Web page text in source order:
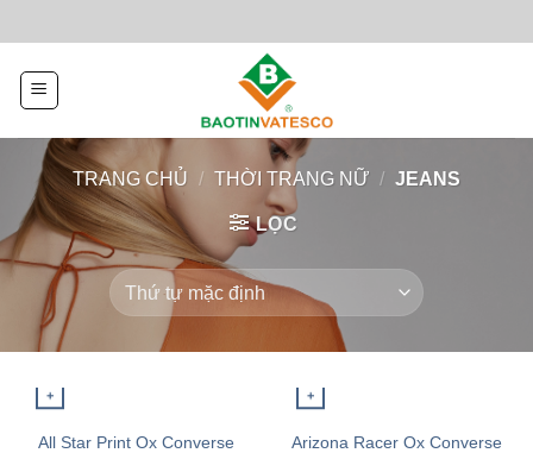
to
content
TRANG CHỦ / THỜI TRANG NỮ / JEANS
LỌC
+
QUICK VIEW
All Star Print Ox Converse
+
QUICK VIEW
Arizona Racer Ox Converse